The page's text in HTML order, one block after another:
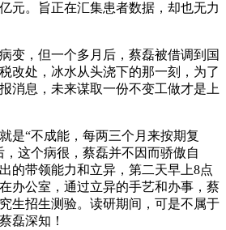
元。旨正在汇集患者数据，却也无力
，但一个多月后，蔡磊被借调到国
改处，冰水从头浇下的那一刻，为了
消息，未来谋取一份不变工做才是上
“不成能，每两三个月来按期复
这个病很，蔡磊并不因而骄傲自
的带领能力和立异，第二天早上8点
办公室，通过立异的手艺和办事，蔡
生招生测验。读研期间，可是不属于
磊深知！